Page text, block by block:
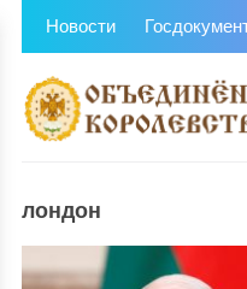
Новости
лондон